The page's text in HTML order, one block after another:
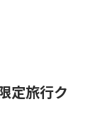
定旅行ク